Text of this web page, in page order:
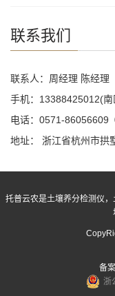
联系我们
联系人：周经理 陈经理
手机：13388425012(
电话：0571-
地址： 浙江省杭州市拱
托普云农是土壤养分检测仪
备案
浙